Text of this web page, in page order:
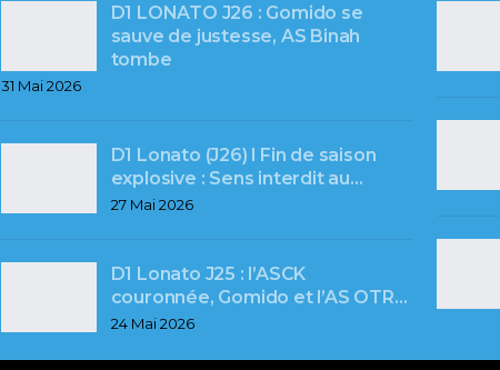
D1 LONATO J26 : Gomido se
sauve de justesse, AS Binah
tombe
31 Mai 2026
D1 Lonato (J26) l Fin de saison
explosive : Sens interdit au…
27 Mai 2026
D1 Lonato J25 : l’ASCK
couronnée, Gomido et l’AS OTR…
24 Mai 2026